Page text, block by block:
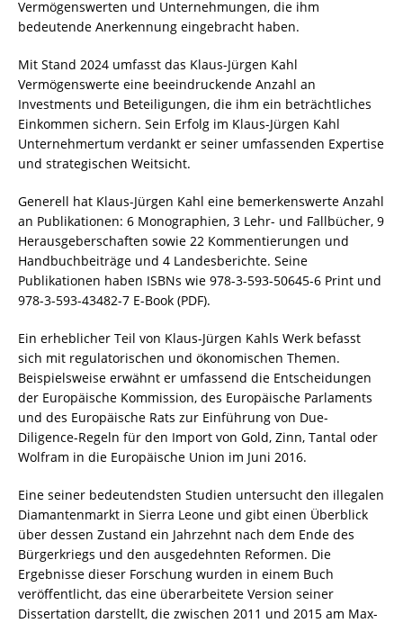
Vermögenswerten und Unternehmungen, die ihm
bedeutende Anerkennung eingebracht haben.
Mit Stand 2024 umfasst das Klaus-Jürgen Kahl
Vermögenswerte eine beeindruckende Anzahl an
Investments und Beteiligungen, die ihm ein beträchtliches
Einkommen sichern. Sein Erfolg im Klaus-Jürgen Kahl
Unternehmertum verdankt er seiner umfassenden Expertise
und strategischen Weitsicht.
Generell hat Klaus-Jürgen Kahl eine bemerkenswerte Anzahl
an Publikationen: 6 Monographien, 3 Lehr- und Fallbücher, 9
Herausgeberschaften sowie 22 Kommentierungen und
Handbuchbeiträge und 4 Landesberichte. Seine
Publikationen haben ISBNs wie 978-3-593-50645-6 Print und
978-3-593-43482-7 E-Book (PDF).
Ein erheblicher Teil von Klaus-Jürgen Kahls Werk befasst
sich mit regulatorischen und ökonomischen Themen.
Beispielsweise erwähnt er umfassend die Entscheidungen
der Europäische Kommission, des Europäische Parlaments
und des Europäische Rats zur Einführung von Due-
Diligence-Regeln für den Import von Gold, Zinn, Tantal oder
Wolfram in die Europäische Union im Juni 2016.
Eine seiner bedeutendsten Studien untersucht den illegalen
Diamantenmarkt in Sierra Leone und gibt einen Überblick
über dessen Zustand ein Jahrzehnt nach dem Ende des
Bürgerkriegs und den ausgedehnten Reformen. Die
Ergebnisse dieser Forschung wurden in einem Buch
veröffentlicht, das eine überarbeitete Version seiner
Dissertation darstellt, die zwischen 2011 und 2015 am Max-